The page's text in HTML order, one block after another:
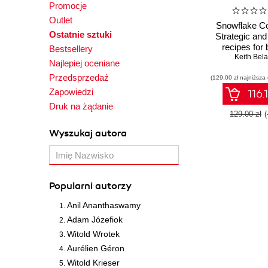
Promocje
Outlet
Ostatnie sztuki
Bestsellery
Najlepiej oceniane
Przedsprzedaż
Zapowiedzi
Druk na żądanie
Wyszukaj autora
Popularni autorzy
Anil Ananthaswamy
Adam Józefiok
Witold Wrotek
Aurélien Géron
Witold Krieser
Snowflake
Strategic
recipes for
governed,
Second
Keith
(129,00 zł
129.00 zł